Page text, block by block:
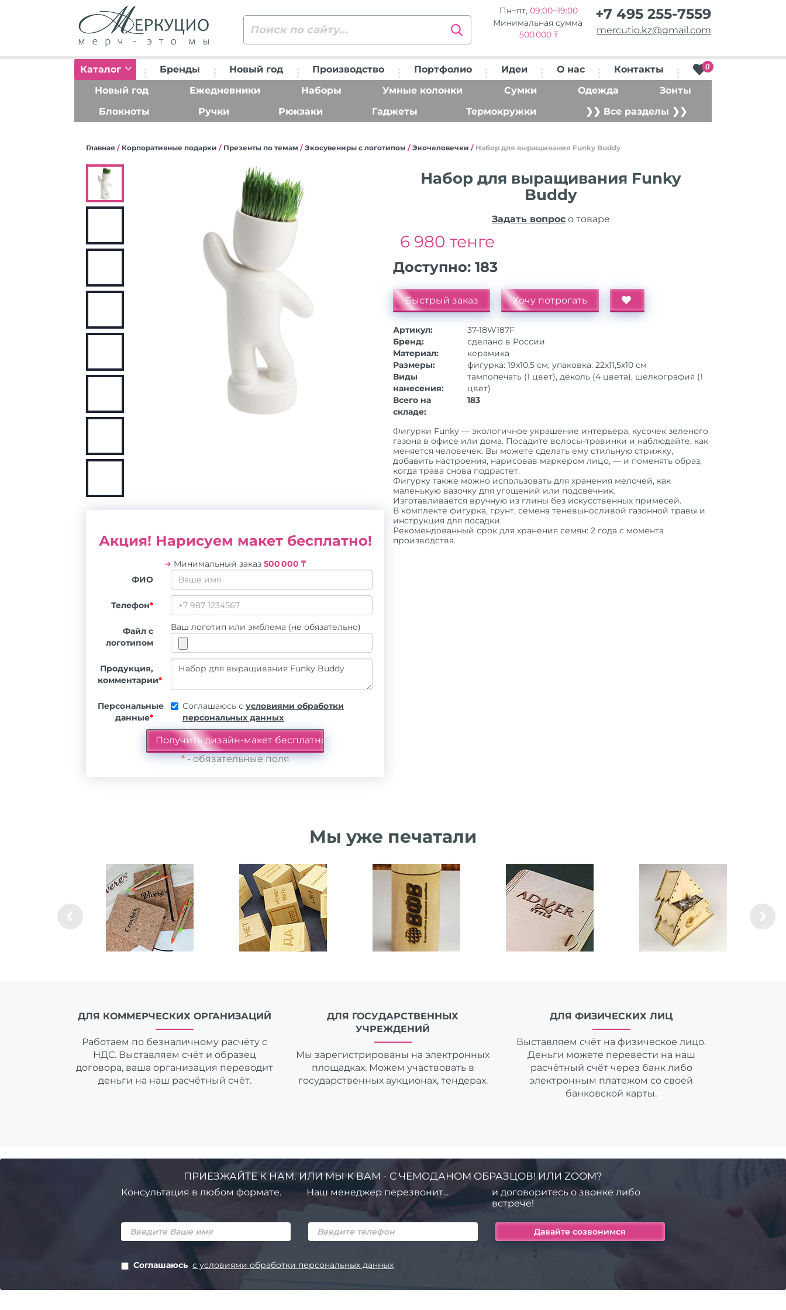
Пн−пт, 09:00−19:00
Минимальная сумма
500 000 ₸
+7 495 255-7559
mercutio.kz@gmail.com
Каталог Бренды Новый год Производство Портфолио Идеи О нас Контакты 0
Новый год Ежедневники Наборы Умные колонки Сумки Одежда
Зонты
Блокноты
Ручки Рюкзаки Гаджеты Термокружки ❯❯ Все разделы ❯❯
Главная / Корпоративные подарки / Презенты по темам / Экосувениры с логотипом / Экочеловечки / Набор для выращивания Funky Buddy
Акция! Нарисуем макет бесплатно!
➔ Минимальный заказ 500 000 ₸
ФИО
Телефон*
Файл с
логотипом
Ваш логотип или эмблема (не обязательно)
Продукция,
комментарии*
Персональные
данные*
Соглашаюсь с условиями обработки
персональных данных
*- обязательные поля
Набор для выращивания Funky
Buddy
Задать вопрос о товаре
6 980 тенге
Доступно: 183
Быстрый заказ Хочу потрогать
Артикул:
37-18W187F
Бренд:
сделано в России
Материал:
керамика
Размеры:
фигурка: 19х10,5 см; упаковка: 22х11,5х10 см
Виды
нанесения:
тампопечать (1 цвет), деколь (4 цвета), шелкография (1
цвет)
Всего на
складе:
183
Фигурки Funky — экологичное украшение интерьера, кусочек зеленого
газона в офисе или дома. Посадите волосы-травинки и наблюдайте, как
меняется человечек. Вы можете сделать ему стильную стрижку,
добавить настроения, нарисовав маркером лицо, — и поменять образ,
когда трава снова подрастет.
Фигурку также можно использовать для хранения мелочей, как
маленькую вазочку для угощений или подсвечник.
Изготавливается вручную из глины без искусственных примесей.
В комплекте фигурка, грунт, семена теневыносливой газонной травы и
инструкция для посадки.
Рекомендованный срок для хранения семян: 2 года с момента
производства.
Мы уже печатали
ДЛЯ КОММЕРЧЕСКИХ ОРГАНИЗАЦИЙ
Работаем по безналичному расчёту с
НДС. Выставляем счёт и образец
договора, ваша организация переводит
деньги на наш расчётный счёт.
ДЛЯ ГОСУДАРСТВЕННЫХ
УЧРЕЖДЕНИЙ
Мы зарегистрированы на электронных
площадках. Можем участвовать в
государственных аукционах, тендерах.
ДЛЯ ФИЗИЧЕСКИХ ЛИЦ
Выставляем счёт на физическое лицо.
Деньги можете перевести на наш
расчётный счёт через банк либо
электронным платежом со своей
банковской карты.
ПРИЕЗЖАЙТЕ К НАМ. ИЛИ МЫ К ВАМ - С ЧЕМОДАНОМ ОБРАЗЦОВ! ИЛИ ZOOM?
Консультация в любом формате. Наш менеджер перезвонит...
и договоритесь о звонке либо
встрече!
Соглашаюсь с условиями обработки персональных данных